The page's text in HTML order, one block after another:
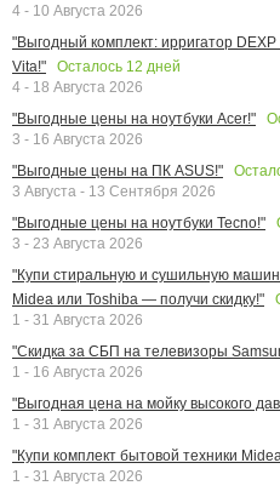
4 - 10 Августа 2026
"Выгодный комплект: ирригатор
Vita!"
Осталось 12 дней
4 - 18 Августа 2026
"Выгодные цены на ноутбуки Acer!"
3 - 16 Августа 2026
"Выгодные цены на ПК ASUS!"
3 Августа - 13 Сентября 2026
"Выгодные цены на ноутбуки Tecno!"
3 - 23 Августа 2026
"Купи стиральную и сушильную
Midea или Toshiba — получи скидку!"
1 - 31 Августа 2026
"Скидка за СБП на телевизоры
1 - 16 Августа 2026
"Выгодная цена на мойку высокого
1 - 31 Августа 2026
"Купи комплект бытовой техники
1 - 31 Августа 2026